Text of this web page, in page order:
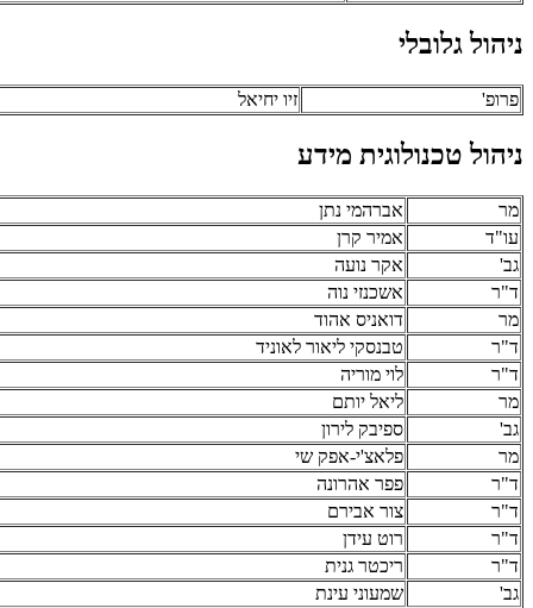
ניהול גלובלי
פרופ' זיו יחיאל
ניהול טכנולוגית מידע
מר
אברהמי נתן
עו"ד
אמיר קרן
גב'
אקר נועה
ד"ר
אשכנזי נוה
מר
דואניס אהוד
ד"ר
טבנסקי ליאור לאוניד
ד"ר
לוי מוריה
מר
ליאל יותם
גב'
ספיבק לירון
מר
פלאצ'י-אפק שי
ד"ר
פפר אהרונה
ד"ר
צור אבירם
ד"ר
רוט עידן
ד"ר
ריכטר גנית
גב'
שמעוני עינת